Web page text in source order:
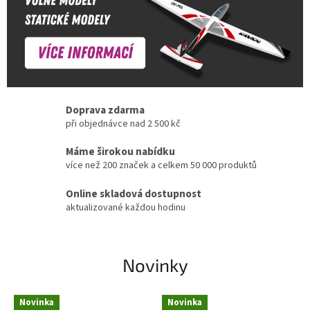
Doprava zdarma
při objednávce nad 2 500 kč
Máme širokou nabídku
více než 200 značek a celkem 50 000 produktů
Online skladová dostupnost
aktualizované každou hodinu
Novinky
Novinka Novinka